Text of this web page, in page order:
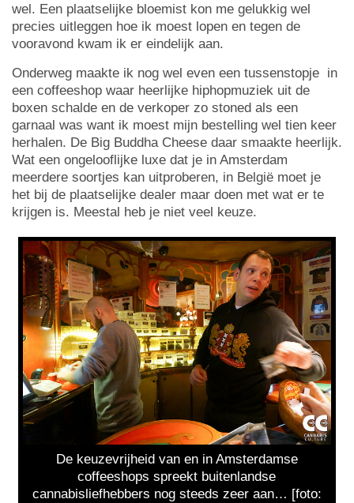
wel. Een plaatselijke bloemist kon me gelukkig wel
precies uitleggen hoe ik moest lopen en tegen de
vooravond kwam ik er eindelijk aan.
Onderweg maakte ik nog wel even een tussenstopje in
een coffeeshop waar heerlijke hiphopmuziek uit de
boxen schalde en de verkoper zo stoned als een
garnaal was want ik moest mijn bestelling wel tien keer
herhalen. De Big Buddha Cheese daar smaakte heerlijk.
Wat een ongelooflijke luxe dat je in Amsterdam
meerdere soortjes kan uitproberen, in België moet je
het bij de plaatselijke dealer maar doen met wat er te
krijgen is. Meestal heb je niet veel keuze.
De keuzevrijheid van en in Amsterdamse
coffeeshops spreekt buitenlandse
cannabisliefhebbers nog steeds zeer aan… [foto: